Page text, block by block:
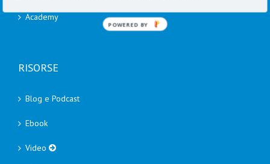
Academy
RISORSE
Blog e Podcast
Ebook
Video
POWERED